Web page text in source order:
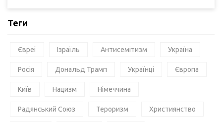
Теги
Євреї Ізраїль Антисемітизм Україна
Росія Дональд Трамп Українці Європа
Київ Нацизм Німеччина
Радянський Союз Тероризм Християнство